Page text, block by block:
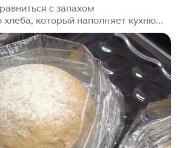
с запахом
хлеба, который наполняет кухню
мы покупаем буханки в
домашний хлеб вкуснее и полезнее
добавок, а ингредиенты всегда
Многие боятся браться за
что это слишком сложно. Но на
очень удобный способ —
для запекания. Такой метод
эффект паровой бани: хлеб не
поднимается и получается очень